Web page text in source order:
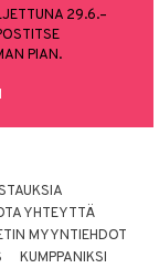
29.6.–
PIAN.
YHTEYTTÄ
MYYNTIEHDOT
KUMPPANIKSI